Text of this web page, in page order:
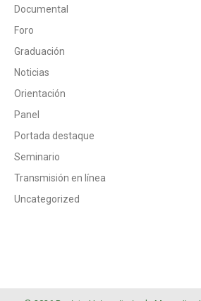
Documental
Foro
Graduación
Noticias
Orientación
Panel
Portada destaque
Seminario
Transmisión en línea
Uncategorized